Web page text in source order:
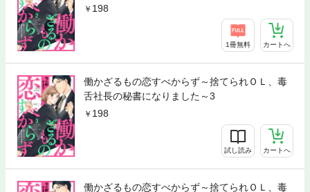
198
1冊無料 カートへ
働かざるもの恋すべからず～捨てられＯＬ、毒
舌社長の秘書になりました～3
198
試し読み カートへ
働かざるもの恋すべからず～捨てられＯＬ、毒